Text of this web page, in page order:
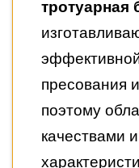
тротуарная
пресования
поэтому
качествами